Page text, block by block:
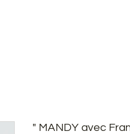
" MANDY avec